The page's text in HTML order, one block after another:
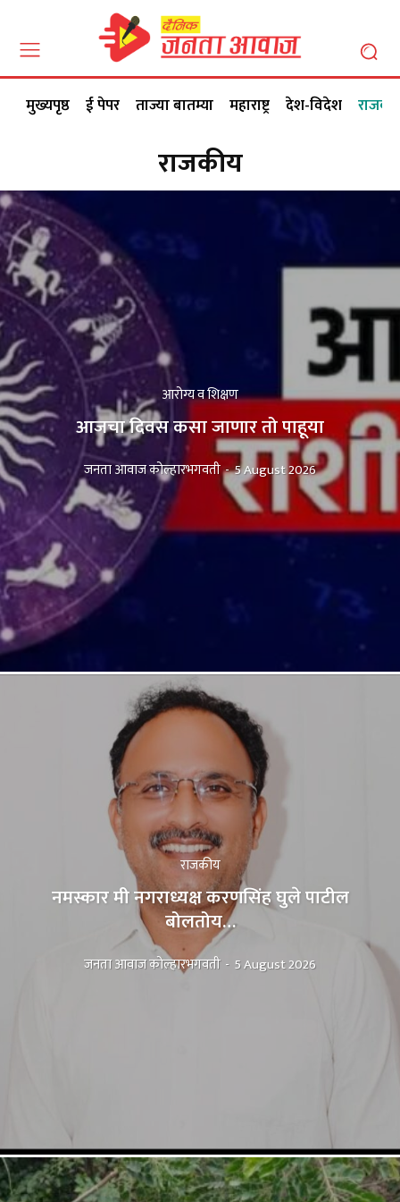
मुख्यपृष्ठ ई पेपर ताज्या बातम्या महाराष्ट्र देश-विदेश
राजकीय
आरोग्य व शिक्षण
आजचा दिवस कसा जाणार तो पाहूया
जनता आवाज कोल्हारभगवती - 5 August 2026
राजकीय
नमस्कार मी नगराध्यक्ष करणसिंह घुले पाटील
बोलतोय…
जनता आवाज कोल्हारभगवती - 5 August 2026